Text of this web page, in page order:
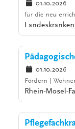
01.10.2026
für die neu
01.10.2026
Fördern |
Rhein-Mosel-